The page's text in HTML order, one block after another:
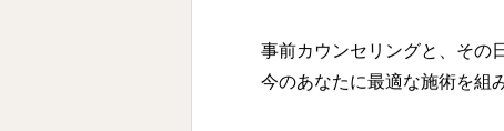
事前カウンセリングと、その
今のあなたに最適な施術を組